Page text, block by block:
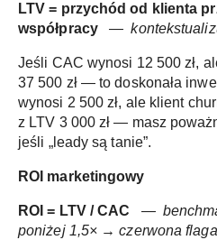
LTV = przychód od klienta
współpracy—
Jeśli CAC wynosi 12 500 zł,
37 500 zł — to doskonała
wynosi 2 500 zł, ale klient
z LTV 3 000 zł — masz
jeśli „leady są tanie”.
ROI marketingowy
ROI = LTV / CAC —
poniżej 1,5× → czerwona